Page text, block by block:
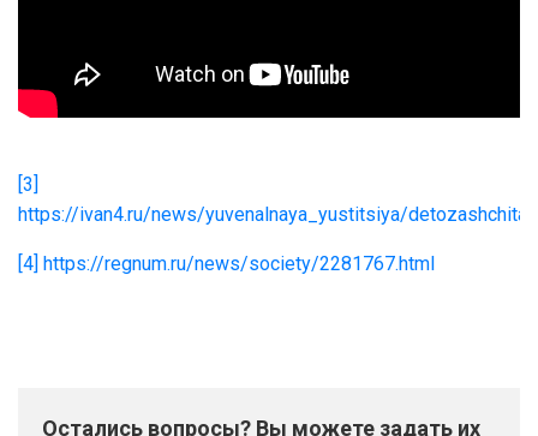
[3]
https://ivan4.ru/news/yuvenalnaya_yustitsiya/
[4] https://regnum.ru/news/society/2281767.html
Остались вопросы? Вы можете задать их